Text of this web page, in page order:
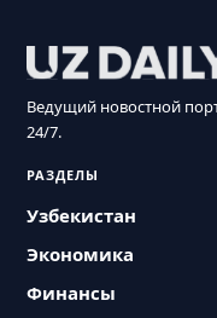
Ведущий новостной
24/7.
РАЗДЕЛЫ
Узбекистан
Экономика
Финансы